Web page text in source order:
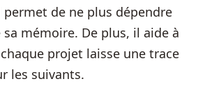
de ne plus dépendre
mémoire. De plus, il aide à
projet laisse une trace
les suivants.